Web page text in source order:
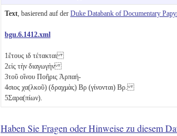
Text , basierend auf der Duke Databank of Documentary
bgu.6.1412.xml
1ἔτους ιδ τέτακται
2εἰς τὴν διαγωγὴν
3τοῦ οἴνου Ποῆρις Ἁρπαή-
4σιος χα(λκοῦ) (δραχμὰς) Βρ (γίνονται) Βρ .
5Σαρα(πίων).
Haben Sie Fragen oder Hinweise zu diesem